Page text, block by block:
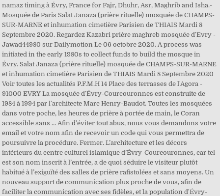
namaz timing à Évry, France for Fajr, Dhuhr, Asr, Maghrib and Isha.-
Mosquée de Paris Salat Janaza (prière rituelle) mosquée de CHAMPS-
SUR-MARNE et inhumation cimetière Parisien de THIAIS Mardi 8
Septembre 2020. Regardez Kazabri prière maghreb mosquée d'Evry -
Jawad44980 sur Dailymotion Le 06 octobre 2020. A process was
initiated in the early 1980s to collect funds to build the mosque in
Évry. Salat Janaza (prière rituelle) mosquée de CHAMPS-SUR-MARNE
et inhumation cimetière Parisien de THIAIS Mardi 8 Septembre 2020
Voir toutes les actualités P.F.M.H 14 Place des terrasses de l'Agora -
91000 EVRY La mosquée d'Évry-Courcouronnes est construite de
1984 à 1994 par l'architecte Marc Henry-Baudot. Toutes les mosquées
dans votre poche, les heures de prière à portée de main, le Coran
accessible sans … Afin d'éviter tout abus, nous vous demandons votre
email et votre nom afin de recevoir un code qui vous permettra de
poursuivre la procédure. Fermer. L’architecture et les décors
intérieurs du centre culturel islamique d’Évry-Courcouronnes, car tel
est son nom inscrit à l’entrée, a de quoi séduire le visiteur plutôt
habitué à l’exiguïté des salles de prière rafistolées et sans moyens. Un
nouveau support de communication plus proche de vous, afin de
faciliter la communication avec ses fidèles, et la population d'Évry-